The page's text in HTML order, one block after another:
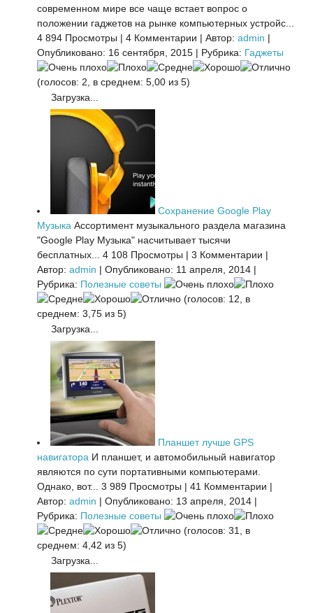
современном мире все чаще встает вопрос о
положении гаджетов на рынке компьютерных устройс...
4 894 Просмотры | 4 Комментарии | Автор: admin |
Опубликовано: 16 сентября, 2015 | Рубрика: Гаджеты
(голосов: 2, в среднем: 5,00 из 5)
Загрузка...
Сохранение Google Play
Музыка Ассортимент музыкального раздела магазина
"Google Play Музыка" насчитывает тысячи
бесплатных...
4 108 Просмотры | 3 Комментарии |
Автор: admin | Опубликовано: 11 апреля, 2014 |
Рубрика: Полезные советы
(голосов: 12, в
среднем: 3,75 из 5)
Загрузка...
Планшет лучше GPS
навигатора И планшет, и автомобильный навигатор
являются по сути портативными компьютерами.
Однако, вот...
3 989 Просмотры | 41 Комментарии |
Автор: admin | Опубликовано: 13 апреля, 2014 |
Рубрика: Полезные советы
(голосов: 31, в
среднем: 4,42 из 5)
Загрузка...